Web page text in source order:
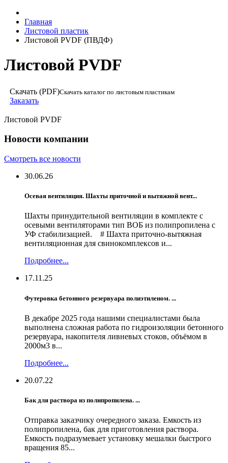
Главная
Листовой пластик
Листовой PVDF (ПВДФ)
Листовой PVDF
Скачать (PDF)Скачать каталог по листовым пластикам
Заказать
Листовой PVDF
Новости компании
Смотреть все новости
30.06.26
Осевая вентиляция. Шахты приточной и вытяжной вент...
Шахты принудительной вентиляции в комплекте с
осевыми вентиляторами тип ВОБ из полипропилена с
УФ стабилизацией. # Шахта приточно-вытяжная
вентиляционная для свинокомплексов и...
Подробнее...
17.11.25
Футеровка бетонного резервуара полиэтиленом. ...
В декабре 2025 года нашими специалистами была
выполнена сложная работа по гидроизоляции бетонного
резервуара, накопителя ливневых стоков, объёмом в
2000м3 в...
Подробнее...
20.07.22
Бак для раствора из полипропилена. ...
Отправка заказчику очередного заказа. Емкость из
полипропилена, бак для приготовления раствора.
Емкость подразумевает установку мешалки быстрого
вращения 85...